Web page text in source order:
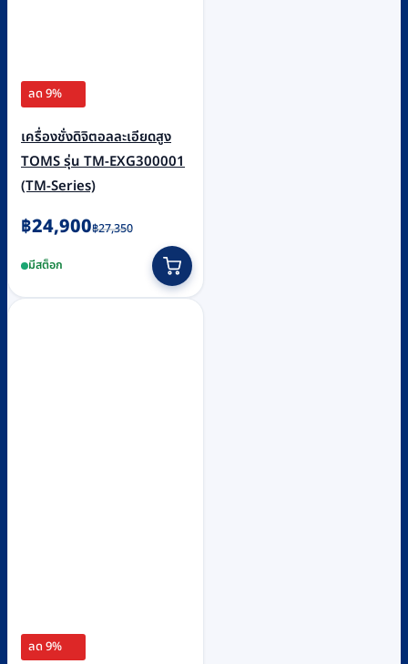
ลด 9%
เครื่องชั่งดิจิตอลละเอียดสูง
TOMS รุ่น TM-EXG300001
(TM-Series)
฿27,350
Original
was:
฿27,350.
฿24,900
Current
is:
฿24,900.
มีสต็อก
ลด 9%